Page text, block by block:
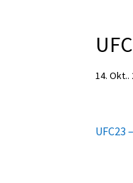
14. Okt..
UFC23